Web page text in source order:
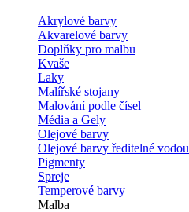
Akrylové barvy
Akvarelové barvy
Doplňky pro malbu
Kvaše
Laky
Malířské stojany
Malování podle čísel
Média a Gely
Olejové barvy
Olejové barvy ředitelné vodou
Pigmenty
Spreje
Temperové barvy
Malba